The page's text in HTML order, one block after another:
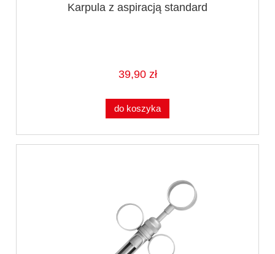
Karpula z aspiracją standard
39,90 zł
do koszyka